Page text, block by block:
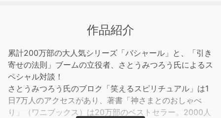
作品紹介
累計200万部の大人気シリーズ「バシャール」と、「引き
寄せの法則」ブームの立役者、さとうみつろう氏によるス
ペシャル対談！
さとうみつろう氏のブロク「笑えるスピリチュアル」は1
日7万人のアクセスがあり、著書「神さまとのおしゃべ
り」（ワニブックス）は20万部のベストセラー。2000人